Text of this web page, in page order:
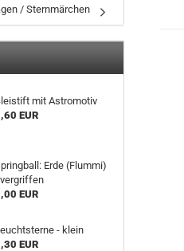
/ Sternmärchen
mit As­tromo­tiv
EUR
Erde (Flum­mi)
EUR
- klein
EUR